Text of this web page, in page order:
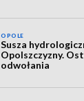
OPOLE
Susza
Opolszczyzny.
odwołania